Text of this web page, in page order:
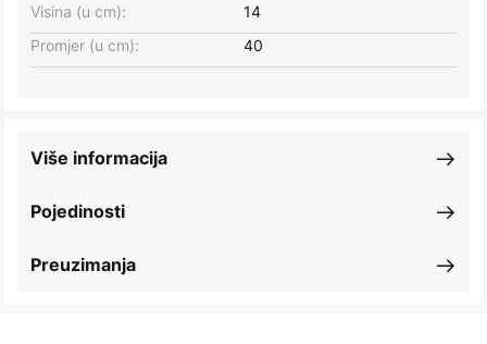
Visina (u cm):
14
Promjer (u cm):
40
Pojedinosti
Više informacija
Preuzimanja